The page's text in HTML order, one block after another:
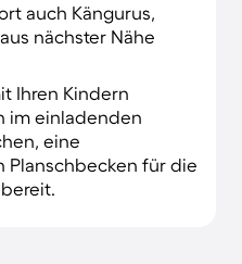
auch Kängurus,
nächster Nähe
Ihren Kindern
im einladenden
eine
Planschbecken für die